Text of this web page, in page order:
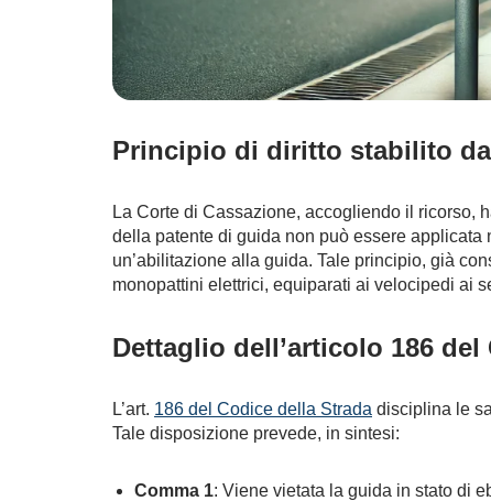
Principio di diritto stabilito
La Corte di Cassazione, accogliendo il ricorso,
della patente di guida non può essere
un’abilitazione alla guida. Tale principio, già
monopattini elettrici, equiparati ai velocipedi ai
Dettaglio dell’articolo 186
L’art. 186 del Codice della Strada disciplina le
Tale disposizione prevede, in sintesi:
Comma 1: Viene vietata la guida in stato di